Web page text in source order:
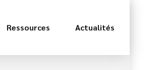
Ressources Actualités